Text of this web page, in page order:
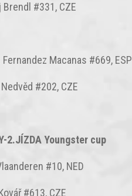
Brendl #331, CZE
Macanas #669, ESP
#202, CZE
2.JÍZDA Youngster cup
#10, NED
#613, CZE